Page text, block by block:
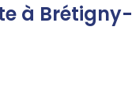
à Brétigny-